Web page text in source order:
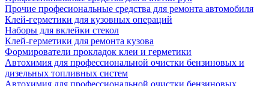
Прочие професиональные средства для ремонта автомобиля
Клей-герметики для кузовных операций
Наборы для вклейки стекол
Клей-герметики для ремонта кузова
Формирователи прокладок клеи и герметики
Автохимия для профессиональной очистки бензиновых и
дизельных топливных систем
Автохимия для профессиональной очистки бензиновых